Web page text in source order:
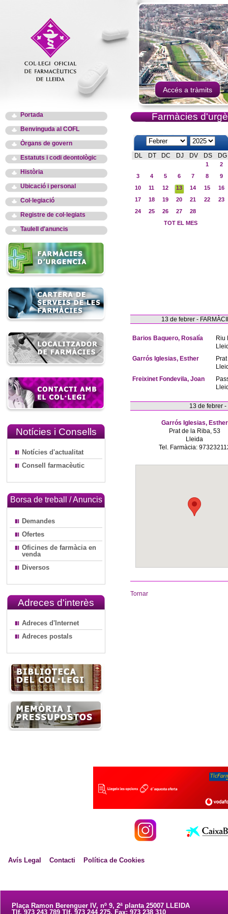
Accés a tràmits
Portada
Benvinguda al COFL
Òrgans de govern
Estatuts i codi deontològic
Història
Ubicació i personal
Col·legiació
Registre de col·legiats
Taulell d'anuncis
Notícies i Consells
Notícies d'actualitat
Consell farmacèutic
Borsa de treball / Anuncis
Demandes
Ofertes
Oficines de farmàcia en
venda
Diversos
Adreces d'interès
Adreces d'Internet
Adreces postals
Farmàcies
DL DT DC DJ DV DS DG
1
2
3
4 5 6 7 8
9
10
11 12 13 14 15
16
17
18 19 20 21 22
23
24
25 26 27
28
TOT EL MES
13 de febrer -
Barios Baquero, Rosalía
Riu
Garrós Iglesias, Esther
Freixinet Fondevila, Joan
13 de febrer
Garrós Iglesias, Esther
Prat de la Riba, 53
Lleida
Tel. Farmàcia:
Tornar
Avís Legal Contacti Política de Cookies
Plaça Ramon Berenguer IV, nº 9, 2ª planta 25007 LLEIDA
Tlf. 973 243 789 Tlf. 973 244 275. Fax: 973 238 310